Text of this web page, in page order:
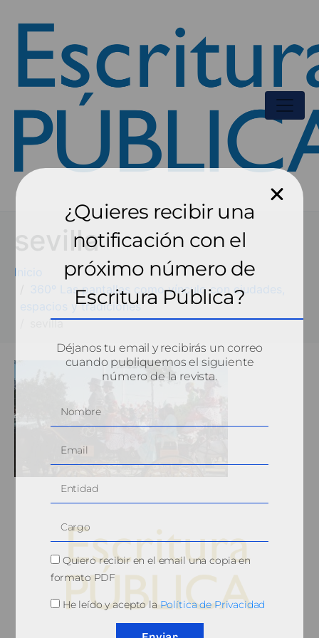
sevilla
Inicio
360º Las pantallas como vínculo con ciudades,
espacios y tradiciones
sevilla
¿Quieres recibir una
notificación con el
próximo número de
Escritura Pública?
Déjanos tu email y recibirás un correo
cuando publiquemos el siguiente
número de la revista.
Quiero recibir en el email una copia en
formato PDF
He leído y acepto laPolítica de Privacidad